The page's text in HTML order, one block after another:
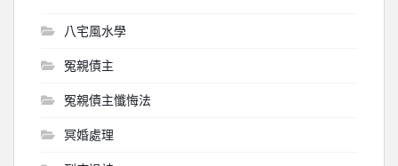
八宅風水學
冤親債主
冤親債主懺悔法
冥婚處理